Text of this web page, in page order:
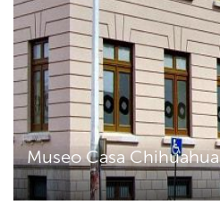
Museo Casa Chihuahua